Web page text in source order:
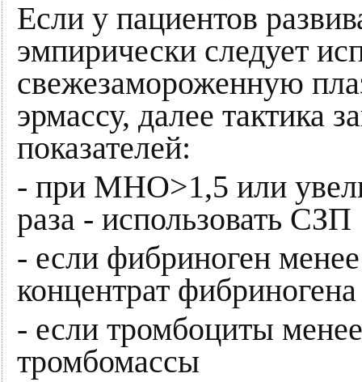
Если у пациентов
эмпирически следует
свежезамороженную
эрмассу, далее тактика
показателей:
- при МНО>1,5 или
раза - использовать СЗП
- если фибриноген
концентрат фибриногена
- если тромбоциты
тромбомассы